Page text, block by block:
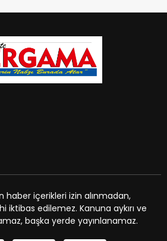
ADMIN → Görünüm → Menüler
yapınız.
e-bültenine abone olarak,
ve kampanya içerikli e-postaların
olursunuz.
haber içerikleri izin alınmadan,
iktibas edilemez. Kanuna aykırı ve
başka yerde yayınlanamaz.